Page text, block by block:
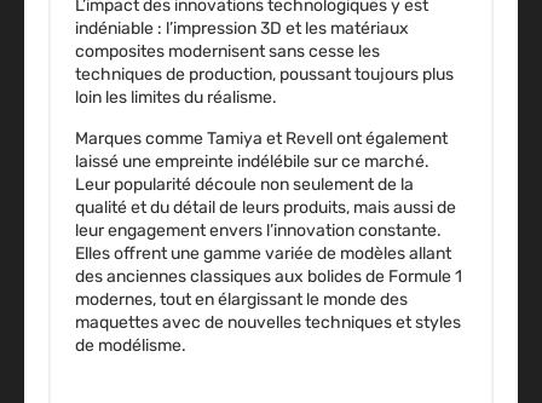
L’impact des innovations technologiques y est
indéniable : l’impression 3D et les matériaux
composites modernisent sans cesse les
techniques de production, poussant toujours plus
loin les limites du réalisme.
Marques commeTamiya etRevellont également
laissé une empreinte indélébile sur ce marché.
Leur popularité découle non seulement de la
qualité et du détail de leurs produits, mais aussi de
leur engagement envers l’innovation constante.
Elles offrent une gamme variée de modèles allant
des anciennes classiques aux bolides de Formule 1
modernes, tout en élargissant le monde des
maquettes avec de nouvelles techniques et styles
de modélisme.